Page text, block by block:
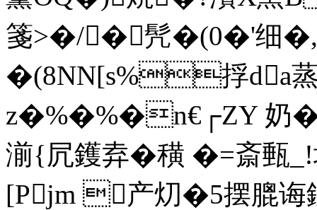
箋>�/�髠�(0�'细�,
�(8NN[s%捊da蒸
z�%�%�n€┌ZY 奶�
湔{凥鑊弆�穔 �=斎甀
[Pjm 产灱�5摆膍